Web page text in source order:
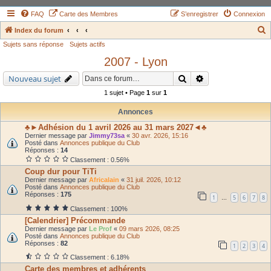
FAQ Carte des Membres Connexion
S’enregistrer
Index du forum
r
Sujets sans réponse Sujets actifs
2007 - Lyon
Nouveau sujet Rechercher
1 sujet • Page 1 sur 1
Annonces
♣►Adhésion du 1 avril 2026 au 31 mars 2027◄♣
Dernier message par Jimmy73sa « 30 avr. 2026, 15:16
Posté dans Annonces publique du Club
Réponses : 14
Classement : 0.56%
Coup dur pour TiTi
Dernier message par Africalain « 31 juil. 2026, 10:12
Posté dans Annonces publique du Club
Réponses : 175 1 … 5 6 7 8
Classement : 100%
[Calendrier] Précommande
Dernier message par Le Prof « 09 mars 2026, 08:25
Posté dans Annonces publique du Club
Réponses : 82 1 2 3 4
Classement : 6.18%
Carte des membres et adhérents